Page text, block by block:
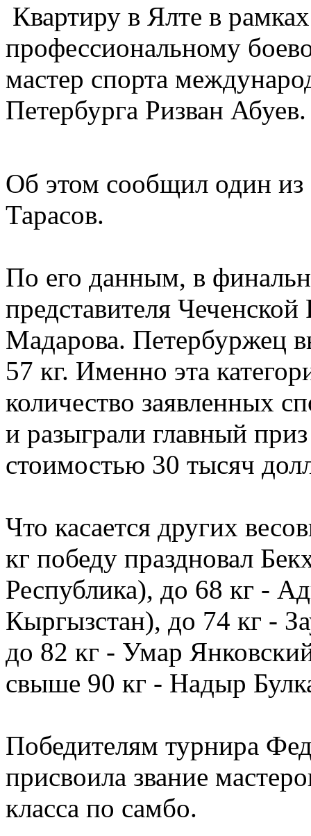
Квартиру в Ялте в
профессиональному
мастер спорта
Петербурга Ризван Абуев.
Об этом сообщил один из
Тарасов.
По его данным, в
представителя
Мадарова. Петербуржец
57 кг. Именно эта
количество заявленных
и разыграли главный
стоимостью 30 тысяч
Что касается других
кг победу праздновал
Республика), до 68 кг -
Кыргызстан), до 74 кг -
до 82 кг - Умар
свыше 90 кг - Надыр
Победителям турнира
присвоила звание
класса по самбо.